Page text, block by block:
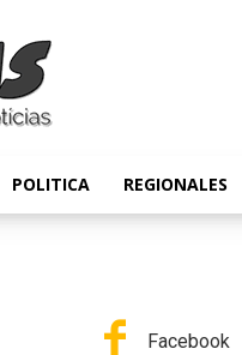
POLITICA REGIONALES
Facebook